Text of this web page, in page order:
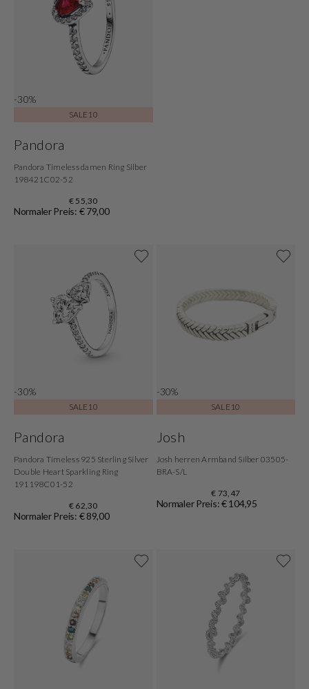
-30%
SALE10
Pandora
Pandora Timeless damen Ring Silber
198421C02-52
€ 55,30
Normaler Preis: € 79,00
-30%
SALE10
Pandora
Pandora Timeless 925 Sterling Silver
Double Heart Sparkling Ring
191198C01-52
€ 62,30
Normaler Preis: € 89,00
-30%
SALE10
Josh
Josh herren Armband Silber 03505-
BRA-S/L
€ 73,47
Normaler Preis: € 104,95